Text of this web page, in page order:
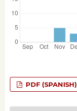
PDF (SPANISH)